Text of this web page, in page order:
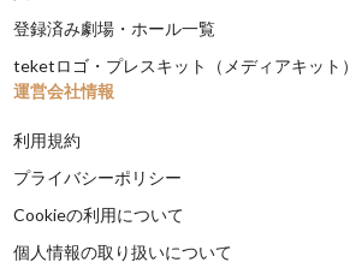
登録済み劇場・ホール一覧
teketロゴ・プレスキット（メディアキット）
運営会社情報
利用規約
プライバシーポリシー
Cookieの利用について
個人情報の取り扱いについて